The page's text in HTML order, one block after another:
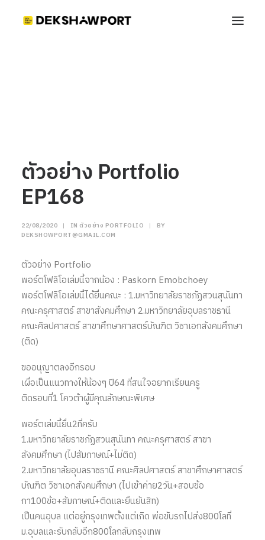
ตัวอย่าง Portfolio
EP168
22/08/2020 | IN ตัวอย่าง PORTFOLIO |
BY
DEKSHOWPORT@GMAIL.COM
ตัวอย่าง Portfolio
พอร์ตโฟลิโอเล่มนี้จากน้อง : Paskorn Emobchoey
พอร์ตโฟลิโอเล่มนี้ได้ยื่นคณะ : 1.มหาวิทยาลัยราชภัฏสวนสุนันทา
คณะครุศาสตร์ สาขาสังคมศึกษา 2.มหาวิทยาลัยอุบลราชธานี
คณะศิลปศาสตร์ สาขาศึกษาศาสตร์บัณฑิต วิชาเอกสังคมศึกษา
(ติด)
ขออนุญาตลงอีกรอบ
เผื่อเป็นแนวทางให้น้องๆ ปี64 ที่สนใจอยากเรียนครู
ติดรอบที่1 โควต้าผู้มีคุณลักษณะพิเศษ
พอร์ตเล่มนี้ยื่น2ที่ครับ
1.มหาวิทยาลัยราชภัฏสวนสุนันทา คณะครุศาสตร์ สาขา
สังคมศึกษา (ไปสัมภาษณ์+ไม่ติด)
2.มหาวิทยาลัยอุบลราชธานี คณะศิลปศาสตร์ สาขาศึกษาศาสตร์
บัณฑิต วิชาเอกสังคมศึกษา (ไปเข้าค่าย2วัน+สอบข้อ
กา100ข้อ+สัมภาษณ์+ติดและยืนยันสิท)
เป็นคนอุบล แต่อยู่กรุงเทพตั้งแต่เกิด พ่อขับรถไปส่ง800โลที่
ม.อุบลและรับกลับอีก800โลกลับกรุงเทพ